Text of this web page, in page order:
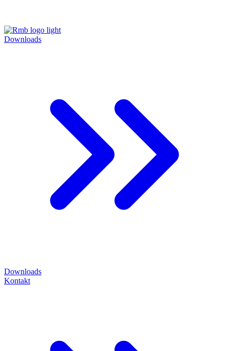
Downloads
Downloads
Kontakt